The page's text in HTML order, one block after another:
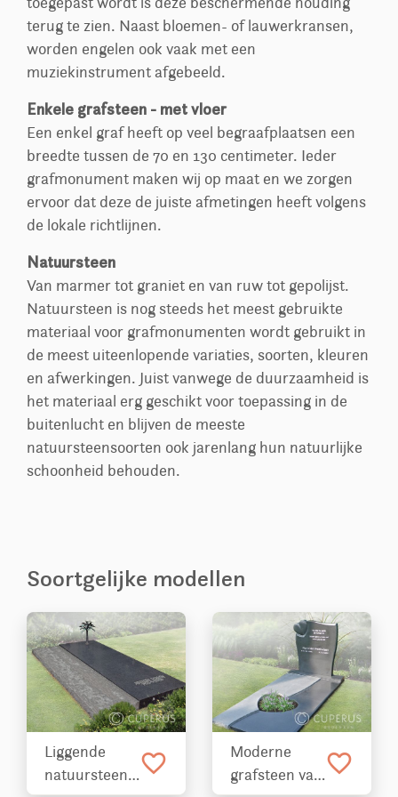
terug te zien. Naast bloemen- of lauwerkransen,
worden engelen ook vaak met een
muziekinstrument afgebeeld.
Enkele grafsteen - met vloer
Een enkel graf heeft op veel begraafplaatsen een
breedte tussen de 70 en 130 centimeter. Ieder
grafmonument maken wij op maat en we zorgen
ervoor dat deze de juiste afmetingen heeft volgens
de lokale richtlijnen.
Natuursteen
Van marmer tot graniet en van ruw tot gepolijst.
Natuursteen is nog steeds het meest gebruikte
materiaal voor grafmonumenten wordt gebruikt in
de meest uiteenlopende variaties, soorten, kleuren
en afwerkingen. Juist vanwege de duurzaamheid is
het materiaal erg geschikt voor toepassing in de
buitenlucht en blijven de meeste
natuursteensoorten ook jarenlang hun natuurlijke
schoonheid behouden.
Soortgelijke modellen
Liggende
natuursteen
favorite_border
Moderne
grafsteen van favorite_border